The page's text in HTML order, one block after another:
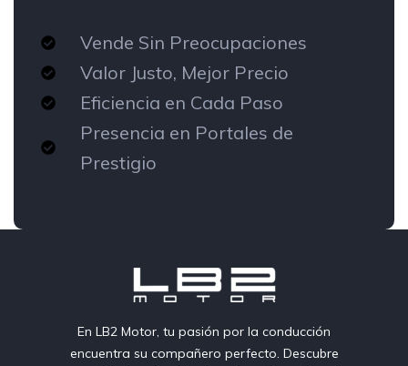
Vende Sin Preocupaciones
Valor Justo, Mejor Precio
Eficiencia en Cada Paso
Presencia en Portales de
Prestigio
En LB2 Motor, tu pasión por la conducción
encuentra su compañero perfecto. Descubre